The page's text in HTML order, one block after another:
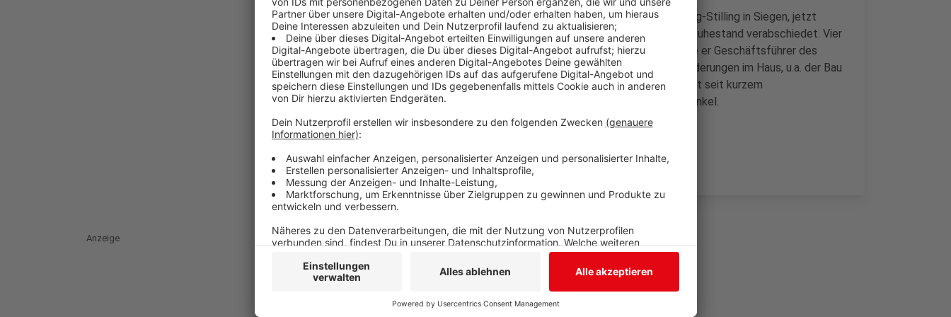
13 Jahre lang leitete er die Geschicke des Diakonie Klinikums Jung-Stilling in Siegen, jetzt
verlässt er den Chefsessel. Hubert Becher wurde offiziell in den Ruhestand verabschiedet. Vier
Jahrzehnte war er im Gesundheitswesen beschäftigt, 2006 wurde er Geschäftsführer des
Jung-Stilling-Krankenhauses. In seine Amtszeit fallen viele Veränderungen im Haus, u.a. der Bau
der Zentralen Notaufnahme. Langweilig wird es Becher nicht: Er ist seit kurzem
Ortsbürgermeister seiner Altenkirchener Heimatgemeinde Katzwinkel.
Anzeige